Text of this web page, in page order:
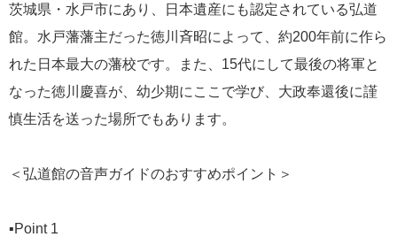
茨城県・水戸市にあり、日本遺産にも認定されている弘道
館。水戸藩藩主だった徳川斉昭によって、約200年前に作ら
れた日本最大の藩校です。また、15代にして最後の将軍と
なった徳川慶喜が、幼少期にここで学び、大政奉還後に謹
慎生活を送った場所でもあります。
＜弘道館の音声ガイドのおすすめポイント＞
▪️Point 1